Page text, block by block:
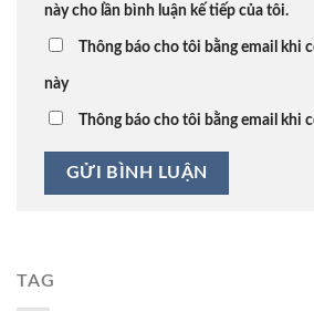
này cho lần bình luận kế tiếp của tôi.
Thông báo cho tôi bằng email khi
này
Thông báo cho tôi bằng email khi
TAG